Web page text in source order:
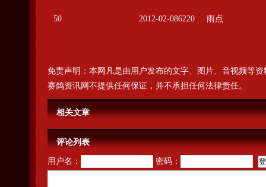
50 2012-02-086220 雨点
免责声明：本网凡是由用户发布的文字、图片、音视频等
赛鸽资讯网不提供任何保证，并不承担任何法律责任。
相关文章
评论列表
用户名： 密码：